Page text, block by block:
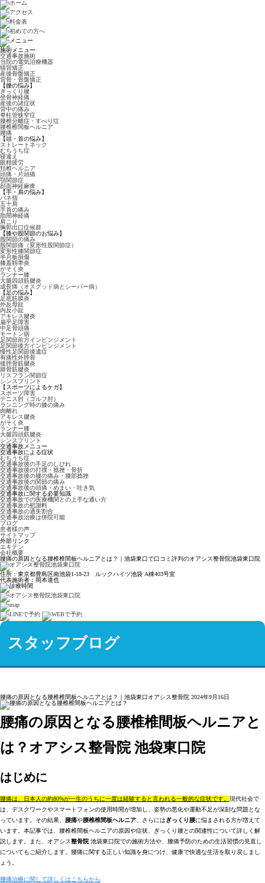
施術メニュー
交通事故施術
当院の電気治療機器
猫背矯正
産後骨盤矯正
背骨・骨盤矯正
【腰の悩み】
ぎっくり腰
坐骨神経痛
産後の諸症状
背中の痛み
脊柱管狭窄症
腰椎分離症・すべり症
腰椎椎間板ヘルニア
腰痛
【頭・首の悩み】
ストレートネック
むちうち症
寝違え
眼精疲労
頚椎ヘルニア
頭痛・片頭痛
顎関節症
顔面神経麻痺
【手・肩の悩み】
バネ指
五十肩
手首の痛み
肋間神経痛
肩こり
胸郭出口症候群
【膝や股関節のお悩み】
股関節の痛み
股関節痛（変形性股関節症）
変形性膝関節症
半月板損傷
膝蓋靱帯炎
がそく炎
ランナー膝
大腿四頭筋腱炎
成長痛（オスグッド病とシーバー病）
【足の悩み】
足底筋膜炎
外反母趾
内反小趾
アキレス腱炎
扁平足障害
中足骨頭痛
モートン病
足関節前方インピンジメント
足関節後方インピンジメント
慢性足関節後遺症
有痛性外脛骨
後脛骨筋腱炎
腓骨筋腱炎
リスフラン関節症
シンスプリント
【スポーツによるケガ】
スポーツ障害
テニス肘（ゴルフ肘）
ランニング時の膝の痛み
肉離れ
アキレス腱炎
がそく炎
ランナー膝
大腿四頭筋腱炎
シンスプリント
交通事故メニュー
交通事故による症状
むちうち症
交通事故後の手足のしびれ
交通事故後の打撲・捻挫・骨折
交通事故後の腰の痛み・腰部捻挫
交通事故後の関節の痛み
交通事故後の頭痛・めまい・吐き気
交通事故に関する必要知識
交通事故での医療機関との上手な通い方
交通事故の慰謝料
交通事故の過失割合
交通事故治療は併院可能
ブログ
患者様の声
サイトマップ
外部リンク
エキテン
会社概要
腰痛の原因となる腰椎椎間板ヘルニアとは？｜池袋東口で口コミ評判のオアシス整骨院池袋東口院
住所：東京都豊島区南池袋1-18-23 ルックハイツ池袋 A棟403号室
代表施術者：岡本達也
スタッフブログ
腰痛の原因となる腰椎椎間板ヘルニアとは？｜池袋東口オアシス整骨院 2024年9月16日
腰痛の原因となる腰椎椎間板ヘルニアと
は？オアシス整骨院 池袋東口院
はじめに
腰痛は、日本人の約80%が一生のうちに一度は経験すると言われる一般的な症状です。 現代社会で
は、デスクワークやスマートフォンの使用時間が増加し、姿勢の悪化や運動不足が深刻な問題とな
っています。その結果、 腰痛や腰椎椎間板ヘルニア 、さらにはぎっくり腰に悩まされる方が増えて
います。本記事では、腰椎椎間板ヘルニアの原因や症状、ぎっくり腰との関連性について詳しく解
説します。また、オアシス整骨院 池袋東口院での施術方法や、腰痛予防のための生活習慣の見直し
についてもご紹介します。腰痛に関する正しい知識を身につけ、健康で快適な生活を取り戻しまし
ょう。
腰痛治療に関して詳しくはこちらから